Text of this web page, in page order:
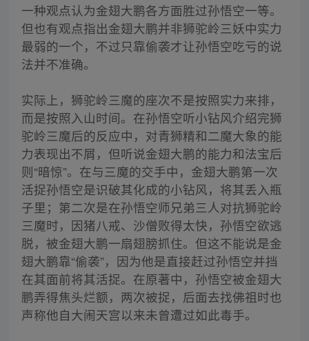
一种观点认为金翅大鹏各方面胜过孙悟空一等。
但也有观点指出金翅大鹏并非狮驼岭三妖中实力
最弱的一个，不过只靠偷袭才让孙悟空吃亏的说
法并不准确。
实际上，狮驼岭三魔的座次不是按照实力来排，
而是按照入山时间。在孙悟空听小钻风介绍完狮
驼岭三魔后的反应中，对青狮精和二魔大象的能
力表现出不屑，但听说金翅大鹏的能力和法宝后
则“暗惊”。在与三魔的交手中，金翅大鹏第一次
活捉孙悟空是识破其化成的小钻风，将其丢入瓶
子里；第二次是在孙悟空师兄弟三人对抗狮驼岭
三魔时，因猪八戒、沙僧败得太快，孙悟空欲逃
脱，被金翅大鹏一扇翅膀抓住。但这不能说是金
翅大鹏靠“偷袭”，因为他是直接赶过孙悟空并挡
在其面前将其活捉。在原著中，孙悟空被金翅大
鹏弄得焦头烂额，两次被捉，后面去找佛祖时也
声称他自大闹天宫以来未曾遭过如此毒手。